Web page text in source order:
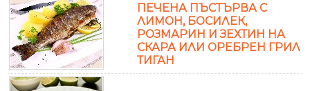
ПЕЧЕНА ПЪСТЪРВА С
ЛИМОН, БОСИЛЕК,
РОЗМАРИН И ЗЕХТИН НА
СКАРА ИЛИ ОРЕБРЕН ГРИЛ
ТИГАН